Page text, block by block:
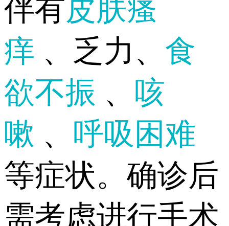
伴有皮肤瘙
痒 、乏力、 食
欲不振 、 咳
嗽 、 呼吸困难
等症状。确诊后
需考虑进行手术